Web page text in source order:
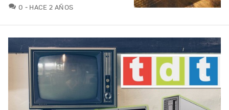
0 COMENTARIOS
HACE 2 AÑOS